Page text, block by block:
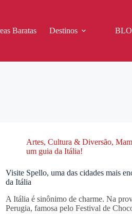
Baratas Destinos
Artes, Cultura & Diversão,
um guia da Itália!
Visite Spello, uma das cidades mais
da Itália
A Itália é sinônimo de charme. Na
Perugia, famosa pelo Festival de